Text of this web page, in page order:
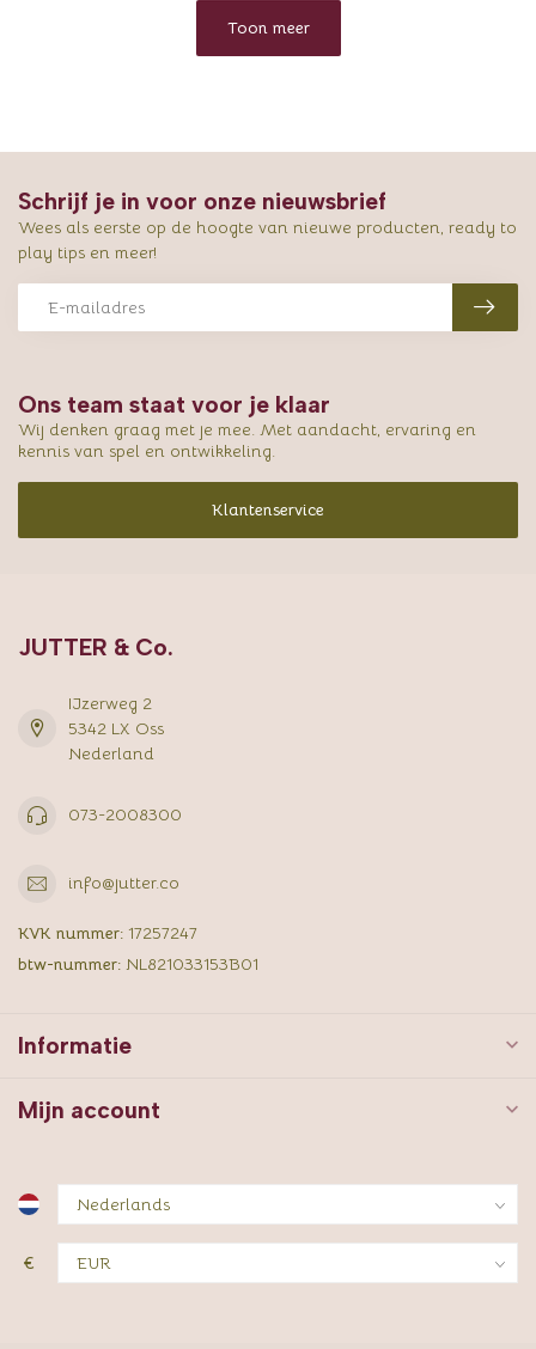
Toon meer
Ons team staat voor je klaar
Wij denken graag met je mee. Met aandacht, ervaring en
kennis van spel en ontwikkeling.
Klantenservice
Schrijf je in voor onze nieuwsbrief
Wees als eerste op de hoogte van nieuwe producten, ready to
play tips en meer!
JUTTER & Co.
IJzerweg 2
5342 LX Oss
Nederland
073-2008300
info@jutter.co
KVK nummer: 17257247
btw-nummer: NL821033153B01
Informatie
Mijn account
€